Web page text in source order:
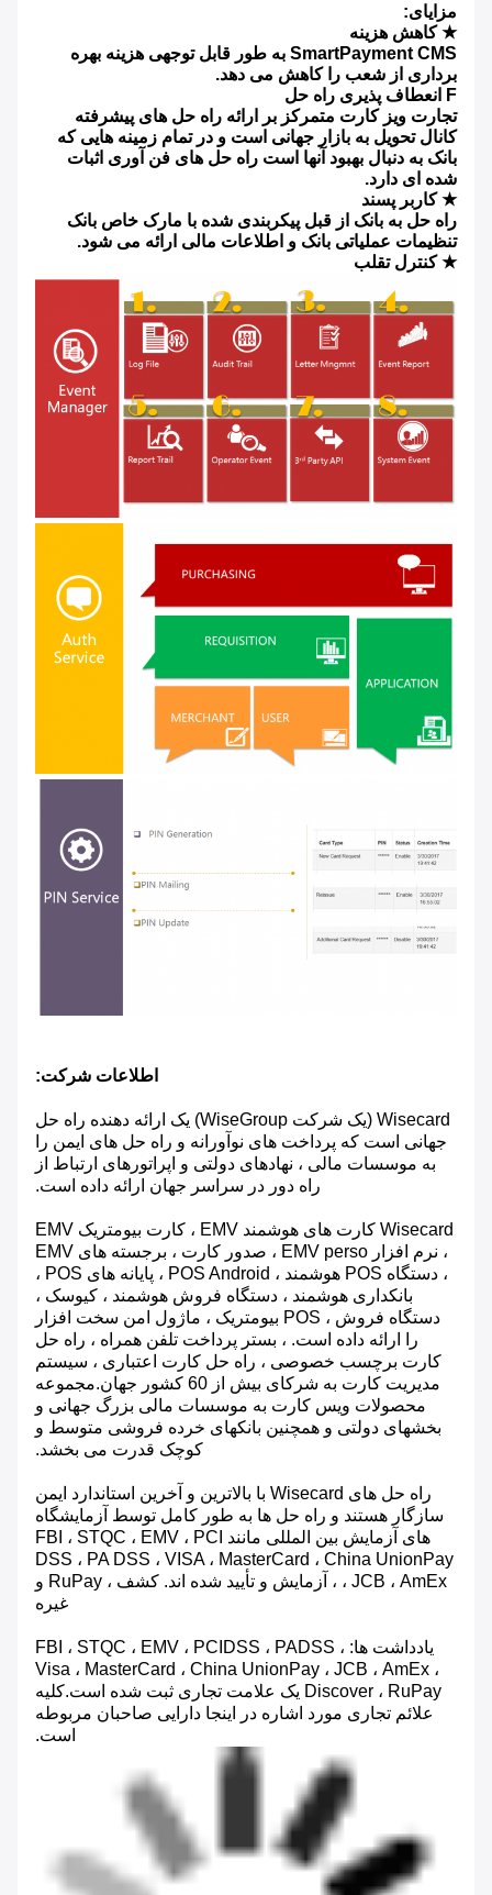
مزایای:
★ کاهش هزینه
SmartPayment CMS به طور قابل توجهی هزینه بهره
برداری از شعب را کاهش می دهد.
F انعطاف پذیری راه حل
تجارت ویز کارت متمرکز بر ارائه راه حل های پیشرفته
کانال تحویل به بازار جهانی است و در تمام زمینه هایی که
بانک به دنبال بهبود آنها است راه حل های فن آوری اثبات
شده ای دارد.
★ کاربر پسند
راه حل به بانک از قبل پیکربندی شده با مارک خاص بانک
تنظیمات عملیاتی بانک و اطلاعات مالی ارائه می شود.
★ کنترل تقلب
اطلاعات شرکت:
Wisecard (یک شرکت WiseGroup) یک ارائه دهنده راه حل
جهانی است که پرداخت های نوآورانه و راه حل های ایمن را
به موسسات مالی ، نهادهای دولتی و اپراتورهای ارتباط از
راه دور در سراسر جهان ارائه داده است.
Wisecard کارت های هوشمند EMV ، کارت بیومتریک EMV
، نرم افزار EMV perso ، صدور کارت ، برجسته های EMV
، دستگاه POS هوشمند ، POS Android ، پایانه های POS ،
بانکداری هوشمند ، دستگاه فروش هوشمند ، کیوسک ،
دستگاه فروش ، POS بیومتریک ، ماژول امن سخت افزار
را ارائه داده است. ، بستر پرداخت تلفن همراه ، راه حل
کارت برچسب خصوصی ، راه حل کارت اعتباری ، سیستم
مدیریت کارت به شرکای بیش از 60 کشور جهان.مجموعه
محصولات ویس کارت به موسسات مالی بزرگ جهانی و
بخشهای دولتی و همچنین بانکهای خرده فروشی متوسط ​​و
کوچک قدرت می بخشد.
راه حل های Wisecard با بالاترین و آخرین استاندارد ایمن
سازگار هستند و راه حل ها به طور کامل توسط آزمایشگاه
های آزمایش بین المللی مانند FBI ، STQC ، EMV ، PCI
DSS ، PA DSS ، VISA ، MasterCard ، China UnionPay
، JCB ، AmEx ، آزمایش و تأیید شده اند. کشف ، RuPay و
غیره
یادداشت ها: FBI ، STQC ، EMV ، PCIDSS ، PADSS ،
Visa ، MasterCard ، China UnionPay ، JCB ، AmEx ،
Discover ، RuPay یک علامت تجاری ثبت شده است.کلیه
علائم تجاری مورد اشاره در اینجا دارایی صاحبان مربوطه
است.